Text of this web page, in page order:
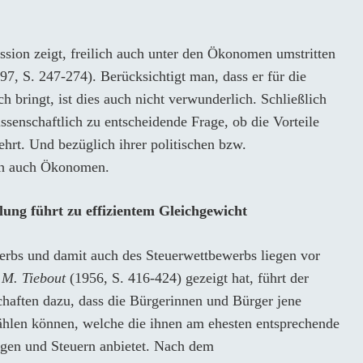
zeigt, freilich auch unter den Ökonomen umstritten
S. 247-274). Berücksichtigt man, dass er für die
bringt, ist dies auch nicht verwunderlich. Schließlich
zu entscheidende Frage, ob die Vorteile
Und bezüglich ihrer politischen bzw.
auch Ökonomen.
führt zu effizientem Gleichgewicht
und damit auch des Steuerwettbewerbs liegen vor
Tiebout(1956, S. 416-424) gezeigt hat, führt der
dazu, dass die Bürgerinnen und Bürger jene
können, welche die ihnen am ehesten entsprechende
und Steuern anbietet. Nach dem